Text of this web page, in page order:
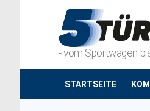
- vom Sportwagen
STARTSEITE